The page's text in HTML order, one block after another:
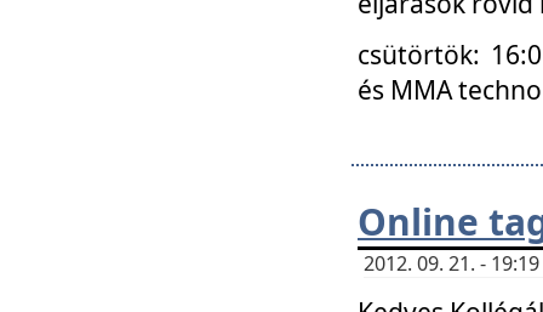
csütörtök:
és MMA
Online
2012. 09. 21. -